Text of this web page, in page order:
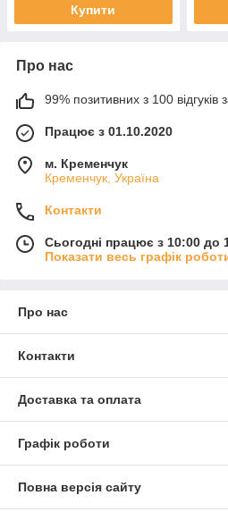
Купити
Про нас
99% позитивних з 100 відгуків
Працює з 01.10.2020
м. Кременчук
Кременчук, Україна
Контакти
Сьогодні працює з 10:00 до
Показати весь графік
Про нас
Контакти
Доставка та оплата
Графік роботи
Повна версія сайту